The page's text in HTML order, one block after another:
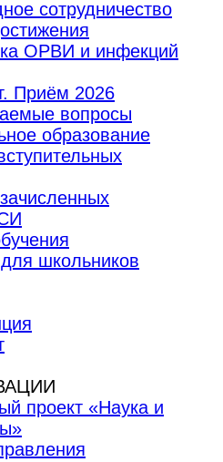
сотрудничество
ОРВИ и инфекций
Приём 2026
вопросы
образование
школьников
проект «Наука и